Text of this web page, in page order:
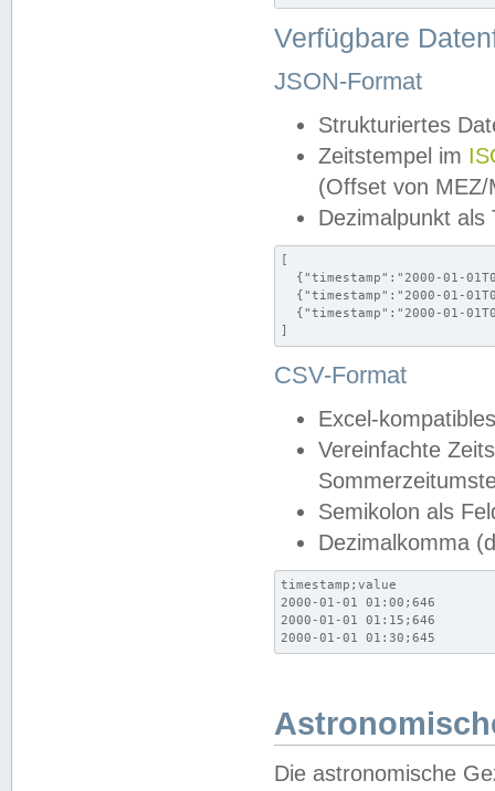
Verfügbare
JSON-Format
Strukturiertes
Zeitstempel im
(Offset von MEZ/
Dezimalpunkt als
[
{"timestamp":"2000-01-
{"timestamp":"2000-01-
{"timestamp":"2000-01-
]
CSV-Format
Excel-
Vereinfachte
Semikolon als
Dezimalkomma
timestamp;value
2000-01-01 01:00;646
2000-01-01 01:15;646
2000-01-01 01:30;645
Die astronomische